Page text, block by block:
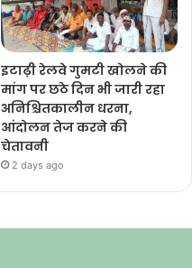
इटाढ़ी रेलवे गुमटी खोलने की
मांग पर छठे दिन भी जारी रहा
अनिश्चितकालीन धरना,
आंदोलन तेज करने की
चेतावनी
2 days ago